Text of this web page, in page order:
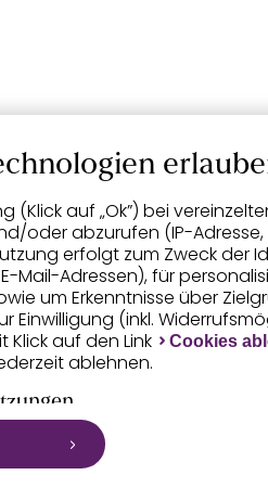
(Klick auf „Ok”) bei
oder abzurufen (IP-Adresse,
erfolgt zum Zweck der
Mail-Adressen), für
um Erkenntnisse über
Einwilligung (inkl.
Klick auf den Link Cookies
ablehnen.
von deinem Endgerät